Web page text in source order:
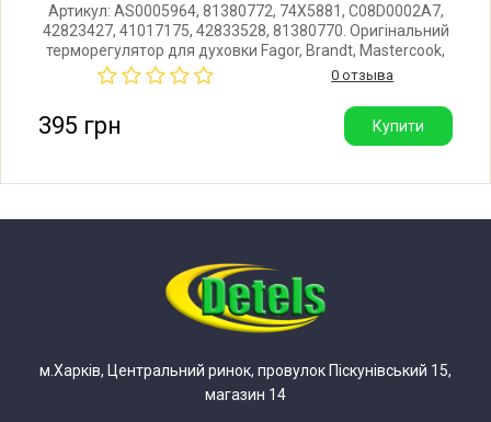
Fagor 5H-413 X 901015226
Fagor 5H413N 901015217
Fagor 5H413N1
Fagor 5H413N1 901015477
Fagor 5H413X 901015226
Артикул: AS0005964, 81380772, 74X5881, C08D0002A7,
42823427, 41017175, 42833528, 81380770. Оригінальний
терморегулятор для духовки Fagor, Brandt, Mastercook,
Candy. Довжина капіляра: 1130 мм. Температурний
діапазон: 75-285°C. Виробник: Eika (Чехія).
0 отзыва
395 грн Купити
м.Харків, Центральний ринок, провулок Піскунівський 15,
магазин 14